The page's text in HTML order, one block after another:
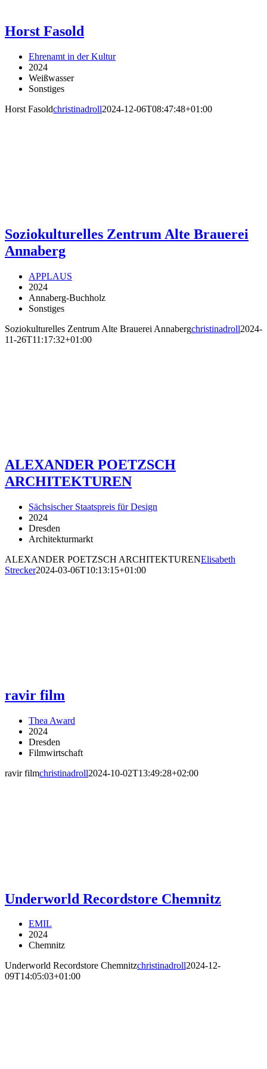
Horst Fasold
Ehrenamt in der Kultur
2024
Weißwasser
Sonstiges
Horst Fasoldchristinadroll2024-12-06T08:47:48+01:00
Soziokulturelles Zentrum Alte Brauerei
Annaberg
APPLAUS
2024
Annaberg-Buchholz
Sonstiges
Soziokulturelles Zentrum Alte Brauerei Annabergchristinadroll2024-
11-26T11:17:32+01:00
ALEXANDER POETZSCH
ARCHITEKTUREN
Sächsischer Staatspreis für Design
2024
Dresden
Architekturmarkt
ALEXANDER POETZSCH ARCHITEKTURENElisabeth
Strecker2024-03-06T10:13:15+01:00
ravir film
Thea Award
2024
Dresden
Filmwirtschaft
ravir filmchristinadroll2024-10-02T13:49:28+02:00
Underworld Recordstore Chemnitz
EMIL
2024
Chemnitz
Underworld Recordstore Chemnitzchristinadroll2024-12-
09T14:05:03+01:00